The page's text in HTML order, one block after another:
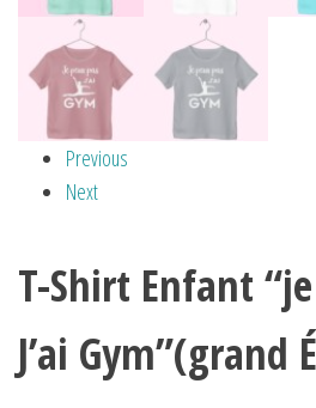
Previous
Next
T-Shirt Enfant
J’ai Gym”(grand